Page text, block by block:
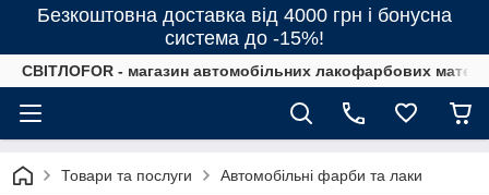
Безкоштовна доставка від 4000 грн і бонусна
система до -15%!
СВІТЛОFOR - магазин автомобільних лакофарбових
Товари та послуги Автомобільні фарби та лаки